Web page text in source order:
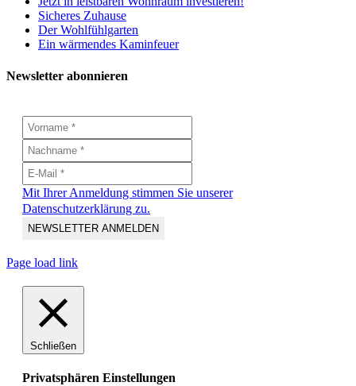
Sicheres Zuhause
Der Wohlfühlgarten
Ein wärmendes Kaminfeuer
Newsletter abonnieren
Mit Ihrer Anmeldung stimmen Sie unserer
Datenschutzerklärung zu.
Page load link
Schließen
Privatsphären Einstellungen